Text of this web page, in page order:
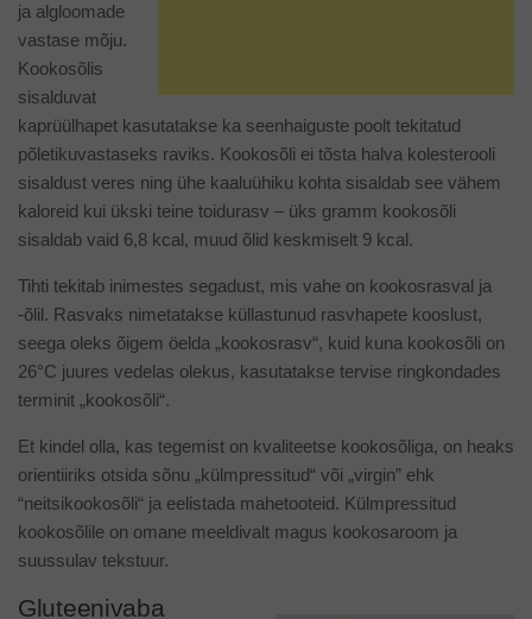
ja algloomade
vastase mõju.
Kookosõlis
sisalduvat
kaprüülhapet kasutatakse ka seenhaiguste poolt tekitatud
põletikuvastaseks raviks. Kookosõli ei tõsta halva kolesterooli
sisaldust veres ning ühe kaaluühiku kohta sisaldab see vähem
kaloreid kui ükski teine toidurasv – üks gramm kookosõli
sisaldab vaid 6,8 kcal, muud õlid keskmiselt 9 kcal.
Tihti tekitab inimestes segadust, mis vahe on kookosrasval ja
-õlil. Rasvaks nimetatakse küllastunud rasvhapete kooslust,
seega oleks õigem öelda „kookosrasv“, kuid kuna kookosõli on
26°C juures vedelas olekus, kasutatakse tervise ringkondades
terminit „kookosõli“.
Et kindel olla, kas tegemist on kvaliteetse kookosõliga, on heaks
orientiiriks otsida sõnu „külmpressitud“ või „virgin” ehk
“neitsikookosõli“ ja eelistada mahetooteid. Külmpressitud
kookosõlile on omane meeldivalt magus kookosaroom ja
suussulav tekstuur.
Gluteenivaba